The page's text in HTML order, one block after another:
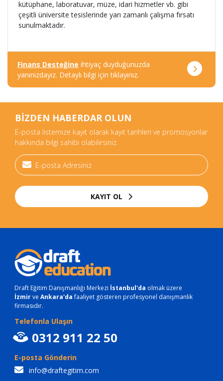
kütüphane, laboratuvar, müze, idari hizmetler vb. gibi
çeşitli üniversite tesislerinde yarı zamanlı çalışma fırsatı
sunulmaktadır.
Finans Desteğine ihtiyaç duyduğunuzda
yanınızdayız. Detaylı bilgi için tıklayınız.
BİZDEN HABERDAR OLUN
E-posta listemize kayıt olarak kayıt tarihleri ve promosyonlar
hakkında bilgi sahibi olabilirsiniz.
KAYIT OL
Draft Eğitim Danışmanlığı Merkezi İstanbul'da olmak üzere
İzmirve Ankara'dafaaliyet gösteren profesyonel danışmanlık
firmasıdır.
Telefonla Ulaşın
0312 911 22 50
E-posta Gönderin
info@draftegitim.com